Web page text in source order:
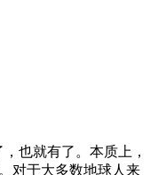
也就有了。本质上，
。对于大多数地球人来